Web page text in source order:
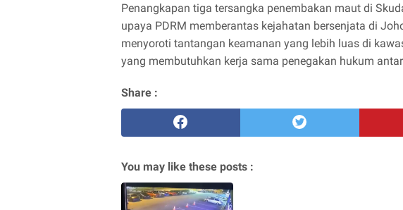
Penangkapan tiga tersangka penembakan maut di
upaya PDRM memberantas kejahatan bersenjata di
menyoroti tantangan keamanan yang lebih luas di
yang membutuhkan kerja sama penegakan hukum
Share :
You may like these posts :